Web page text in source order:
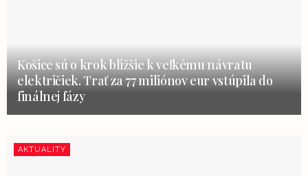
Košice sú o krok bližšie k veľkému návratu
električiek. Trať za 77 miliónov eur vstúpila do
finálnej fázy
AKTUALITY